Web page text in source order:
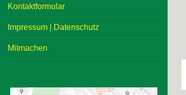
Kontaktformular
Impressum | Datenschutz
Mitmachen